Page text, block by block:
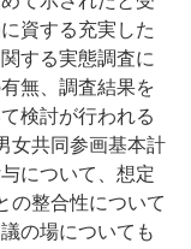
資する充実した
する実態調査に
無、調査結果を
検討が行われる
女共同参画基本計
について、想定
の整合性について
の場についても